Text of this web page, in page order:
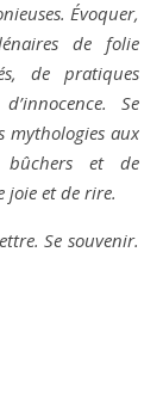
Évoquer,
de folie
de pratiques
Se
mythologies aux
bûchers et de
joie et de rire.
Se souvenir.